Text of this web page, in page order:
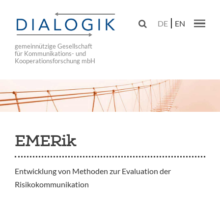
main
navigation
gemeinnützige Gesellschaft
für Kommunikations- und
Kooperationsforschung mbH
 DE EN
EMERik
Entwicklung von Methoden zur Evaluation der
Risikokommunikation